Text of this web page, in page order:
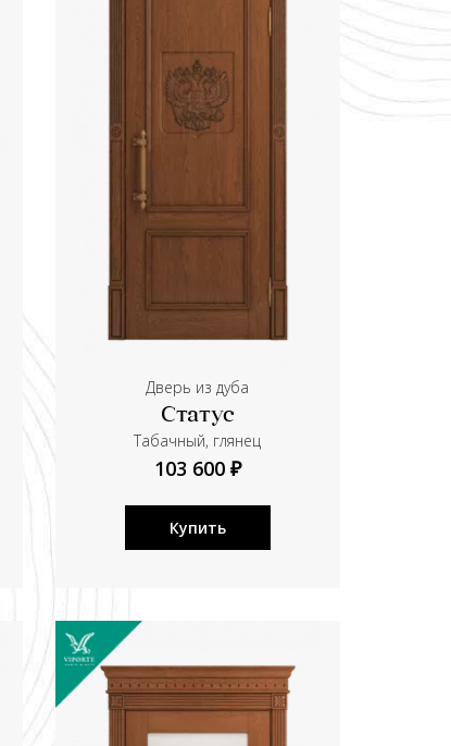
Дверь из дуба
Статус
Табачный, глянец
103 600 ₽
Купить